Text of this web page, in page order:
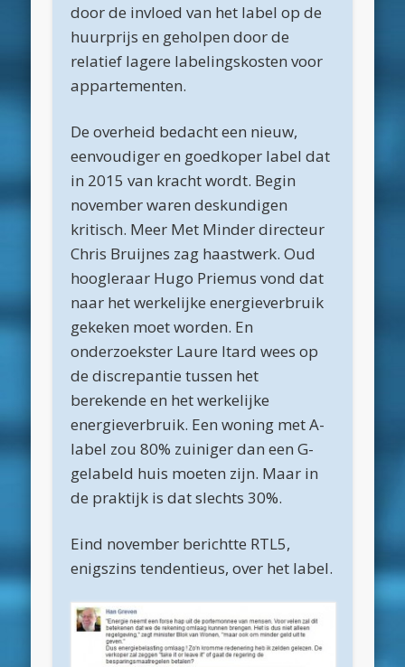
januari 2021
december 2020
september 2020
augustus 2020
juli 2020
juni 2020
mei 2020
april 2020
maart 2020
februari 2020
januari 2020
december 2019
november 2019
oktober 2019
augustus 2019
mei 2019
april 2019
door de invloed van het label op de
huurprijs en geholpen door de
relatief lagere labelingskosten voor
appartementen.
De overheid bedacht een nieuw,
eenvoudiger en goedkoper label dat
in 2015 van kracht wordt. Begin
november waren deskundigen
kritisch. Meer Met Minder directeur
Chris Bruijnes zag haastwerk. Oud
hoogleraar Hugo Priemus vond dat
naar het werkelijke energieverbruik
gekeken moet worden. En
onderzoekster Laure Itard wees op
de discrepantie tussen het
berekende en het werkelijke
energieverbruik. Een woning met A-
label zou 80% zuiniger dan een G-
gelabeld huis moeten zijn. Maar in
de praktijk is dat slechts 30%.
Eind november berichtte RTL5,
enigszins tendentieus, over het label.